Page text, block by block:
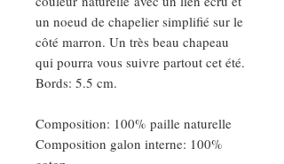
un noeud de chapelier simplifié sur le
côté marron. Un très beau chapeau
qui pourra vous suivre partout cet été.
Bords: 5.5 cm.
Composition: 100% paille naturelle
Composition galon interne: 100%